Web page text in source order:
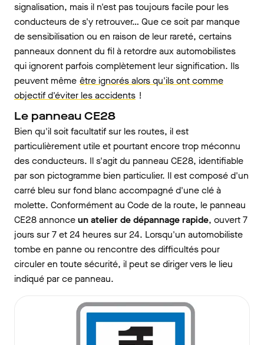
signalisation, mais il n'est pas toujours facile pour les
conducteurs de s'y retrouver… Que ce soit par manque
de sensibilisation ou en raison de leur rareté, certains
panneaux donnent du fil à retordre aux automobilistes
qui ignorent parfois complètement leur signification. Ils
peuvent même être ignorés alors qu'ils ont comme
objectif d'éviter les accidents !
Le panneau CE28
Bien qu'il soit facultatif sur les routes, il est
particulièrement utile et pourtant encore trop méconnu
des conducteurs. Il s'agit du panneau CE28, identifiable
par son pictogramme bien particulier. Il est composé d'un
carré bleu sur fond blanc accompagné d'une clé à
molette. Conformément au Code de la route, le panneau
CE28 annonceun atelier de dépannage rapide, ouvert 7
jours sur 7 et 24 heures sur 24. Lorsqu'un automobiliste
tombe en panne ou rencontre des difficultés pour
circuler en toute sécurité, il peut se diriger vers le lieu
indiqué par ce panneau.